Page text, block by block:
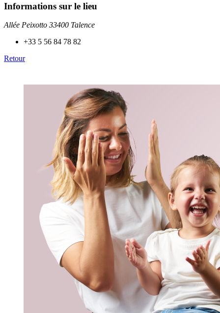
Informations sur le lieu
Allée Peixotto 33400 Talence
+33 5 56 84 78 82
Retour